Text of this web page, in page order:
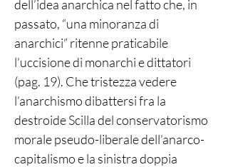
dell’idea anarchica nel fatto che, in
passato, “una minoranza di
anarchici” ritenne praticabile
l’uccisione di monarchi e dittatori
(pag. 19). Che tristezza vedere
l’anarchismo dibattersi fra la
destroide Scilla del conservatorismo
morale pseudo-liberale dell’anarco-
capitalismo e la sinistra doppia